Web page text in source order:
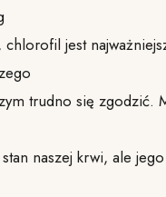
jest
trudno się zgodzić.
naszej krwi, ale